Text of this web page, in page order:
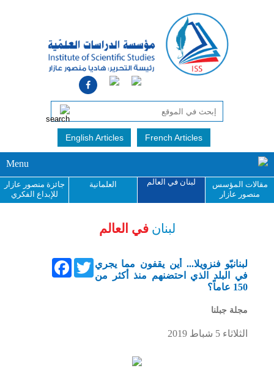
English Articles French Articles
Menu
مقالات المؤسس
منصور عازار
لبنان في العالم العلمانية
جائزة منصور عازار
للإبداع الفكري
لبنان في العالم
FacebookTwitter لبنانيّو فنزويلا... أين يقفون مما يجري
في البلد الذي احتضنهم منذ أكثر من
150 عاماً؟
مجلة جبلنا
الثلاثاء 5 شباط 2019